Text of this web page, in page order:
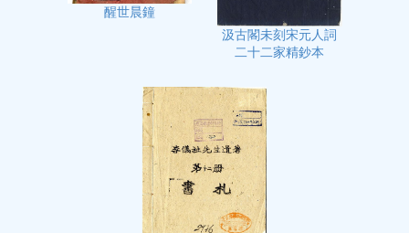
醒世晨鐘
汲古閣未刻宋元人詞
二十二家精鈔本